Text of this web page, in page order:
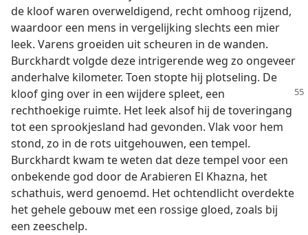
de kloof waren overweldigend, recht omhoog rijzend,
waardoor een mens in vergelijking slechts een mier
leek. Varens groeiden uit scheuren in de wanden.
Burckhardt volgde deze intrigerende weg zo ongeveer
anderhalve kilometer. Toen stopte hij plotseling. De
kloof ging over in een wijdere spleet, een
rechthoekige ruimte. Het leek alsof hij de toveringang
tot een sprookjesland had gevonden. Vlak voor hem
stond, zo in de rots uitgehouwen, een tempel.
Burckhardt kwam te weten dat deze tempel voor een
onbekende god door de Arabieren El Khazna, het
schathuis, werd genoemd. Het ochtendlicht overdekte
het gehele gebouw met een rossige gloed, zoals bij
een zeeschelp.